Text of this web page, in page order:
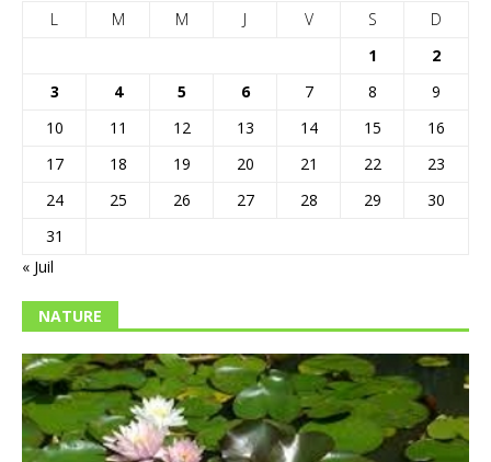
L
M M J V S
D
1
2
3
4 5 6 7 8
9
10
11 12 13 14 15
16
17
18 19 20 21 22
23
24
25 26 27 28 29
30
31
« Juil
NATURE